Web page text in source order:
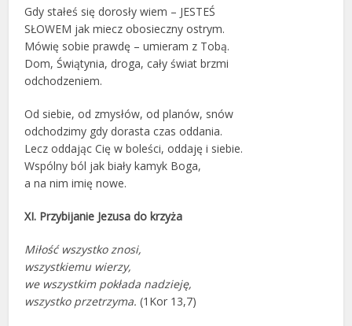
Gdy stałeś się dorosły wiem – JESTEŚ
SŁOWEM jak miecz obosieczny ostrym.
Mówię sobie prawdę – umieram z Tobą.
Dom, Świątynia, droga, cały świat brzmi
odchodzeniem.
Od siebie, od zmysłów, od planów, snów
odchodzimy gdy dorasta czas oddania.
Lecz oddając Cię w boleści, oddaję i siebie.
Wspólny ból jak biały kamyk Boga,
a na nim imię nowe.
XI. Przybijanie Jezusa do krzyża
Miłość wszystko znosi,
wszystkiemu wierzy,
we wszystkim pokłada nadzieję,
wszystko przetrzyma. (1Kor 13,7)